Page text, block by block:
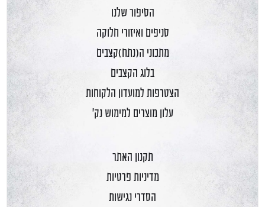
הסיפור שלנו
סניפים ואיזורי חלוקה
מתכוני ה(נתח)קצבים
בלוג הקצבים
הצטרפות למועדון הלקוחות
עלון מוצרים למימוש נק'
תקנון האתר
מדיניות פרטיות
הסדרי נגישות